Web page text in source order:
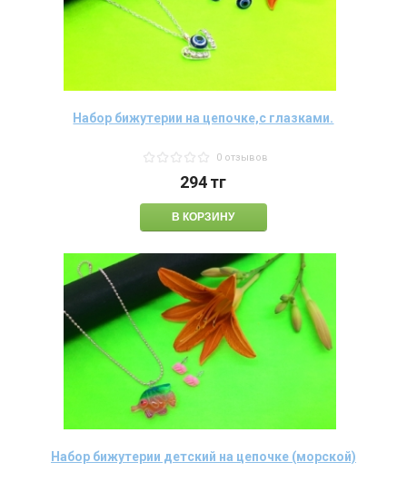
Набор бижутерии на цепочке,с глазками.
0 отзывов
294тг
Набор бижутерии детский на цепочке (морской)